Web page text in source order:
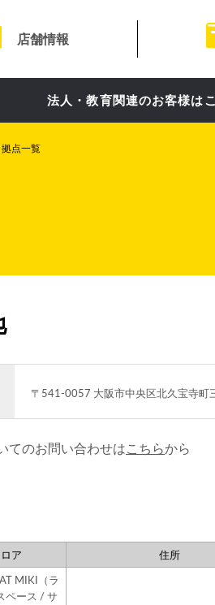
店舗情報
法人・教育関連のお客様は
拠点一覧
〒541-0057 大阪市中央区北久宝寺町
てのお問い合わせはこちらから
ア 住所
MIKI（ラ
ペース / サ